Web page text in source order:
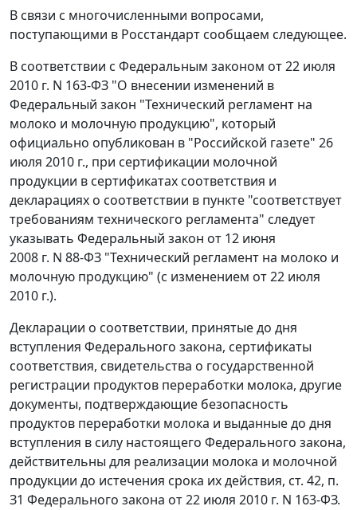
В связи с многочисленными вопросами,
поступающими в Росстандарт сообщаем следующее.
В соответствии с Федеральным законом от 22 июля
2010 г. N 163-ФЗ "О внесении изменений в
Федеральный закон "Технический регламент на
молоко и молочную продукцию", который
официально опубликован в "Российской газете" 26
июля 2010 г., при сертификации молочной
продукции в сертификатах соответствия и
декларациях о соответствии в пункте "соответствует
требованиям технического регламента" следует
указывать Федеральный закон от 12 июня
2008 г. N 88-ФЗ "Технический регламент на молоко и
молочную продукцию" (с изменением от 22 июля
2010 г.).
Декларации о соответствии, принятые до дня
вступления Федерального закона, сертификаты
соответствия, свидетельства о государственной
регистрации продуктов переработки молока, другие
документы, подтверждающие безопасность
продуктов переработки молока и выданные до дня
вступления в силу настоящего Федерального закона,
действительны для реализации молока и молочной
продукции до истечения срока их действия, ст. 42, п.
З1 Федерального закона от 22 июля 2010 г. N 163-ФЗ.